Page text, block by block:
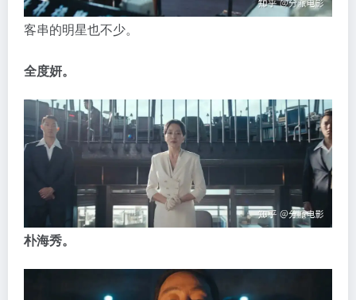
客串的明星也不少。
全度妍。
朴海秀。